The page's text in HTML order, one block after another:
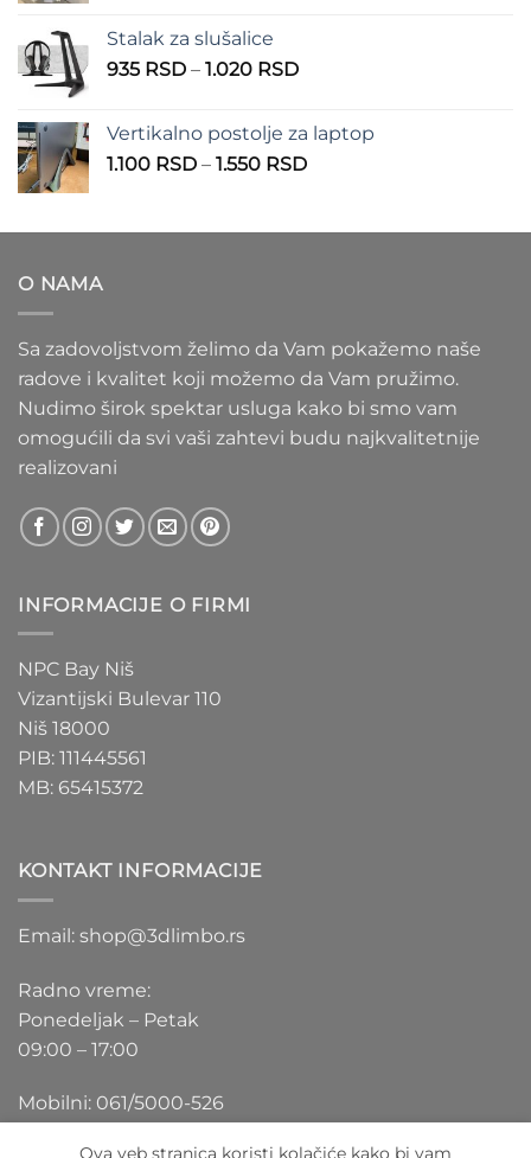
Stalak za slušalice
935 RSD – 1.020 RSDRaspon
935 RSD
do
Vertikalno postolje za laptop
1.100 RSD – 1.550 RSDRaspon
1.100 RSD
O NAMA
Sa zadovoljstvom želimo da Vam pokažemo naše
radove i kvalitet koji možemo da Vam pružimo.
Nudimo širok spektar usluga kako bi smo vam
omogućili da svi vaši zahtevi budu najkvalitetnije
realizovani
INFORMACIJE O FIRMI
NPC Bay Niš
Vizantijski Bulevar 110
Niš 18000
PIB: 111445561
MB: 65415372
KONTAKT INFORMACIJE
Email: shop@3dlimbo.rs
Radno vreme:
Ponedeljak – Petak
09:00 – 17:00
Mobilni: 061/5000-526
Ova veb stranica koristi kolačiće kako bi vam